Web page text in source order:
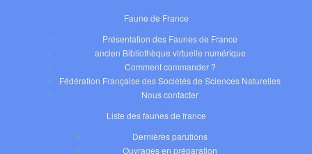
Faune de France
Présentation des Faunes de France
ancien Bibliothèque virtuelle numérique
Comment commander ?
Fédération Française des Sociétés de Sciences Naturelles
Nous contacter
Liste des faunes de france
Dernières parutions
Ouvrages en préparation